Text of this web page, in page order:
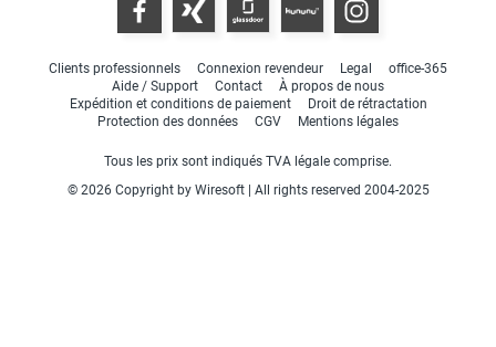
Clients professionnels Connexion revendeur Legal
office-365
Aide / Support
Contact
À propos de nous
Expédition et conditions de paiement
Droit de rétractation
Protection des données
CGV Mentions légales
Tous les prix sont indiqués TVA légale comprise.
© 2026 Copyright by Wiresoft | All rights reserved 2004-2025